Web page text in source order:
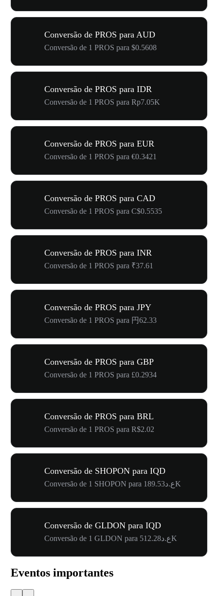
Conversão de PROS para AUD
Conversão de 1 PROS para $0.5608
Conversão de PROS para IDR
Conversão de 1 PROS para Rp7.05K
Conversão de PROS para EUR
Conversão de 1 PROS para €0.3421
Conversão de PROS para CAD
Conversão de 1 PROS para C$0.5535
Conversão de PROS para INR
Conversão de 1 PROS para ₹37.61
Conversão de PROS para JPY
Conversão de 1 PROS para 円62.33
Conversão de PROS para GBP
Conversão de 1 PROS para £0.2934
Conversão de PROS para BRL
Conversão de 1 PROS para R$2.02
Conversão de SHOPON para IQD
Conversão de 1 SHOPON para ع.د189.53K
Conversão de GLDON para IQD
Conversão de 1 GLDON para ع.د512.28K
Eventos importantes